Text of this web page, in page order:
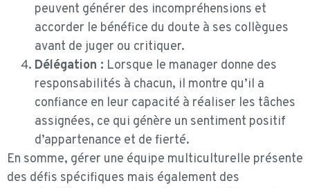
peuvent générer des incompréhensions et
accorder le bénéfice du doute à ses collègues
avant de juger ou critiquer.
Délégation : Lorsque le manager donne des
responsabilités à chacun, il montre qu’il a
confiance en leur capacité à réaliser les tâches
assignées, ce qui génère un sentiment positif
d’appartenance et de fierté.
En somme, gérer une équipe multiculturelle présente
des défis spécifiques mais également des